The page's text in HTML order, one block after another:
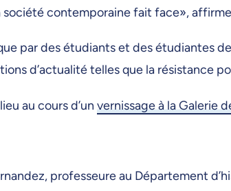
contemporaine fait face»,
par des étudiants et des étudiantes
d’actualité telles que la résistance
au cours d’un vernissage à la Galerie
professeure au Département